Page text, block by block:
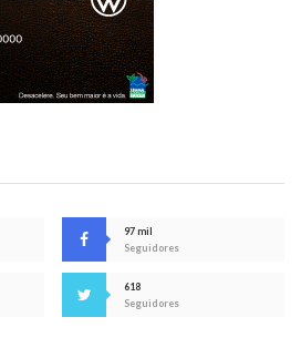
97 mil
Seguidores
618
Seguidores